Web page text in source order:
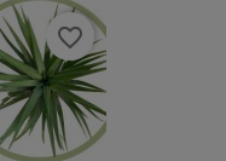
favorite_border